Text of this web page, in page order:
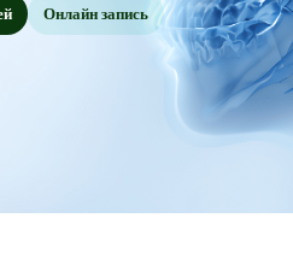
Онлайн запись